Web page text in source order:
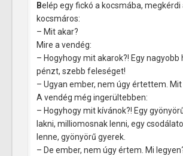
Belép egy fickó a kocsmába, megkérdi
kocsmáros:
– Mit akar?
Mire a vendég:
– Hogyhogy mit akarok?! Egy nagyobb
pénzt, szebb feleséget!
– Ugyan ember, nem úgy értettem. Mit
A vendég még ingerültebben:
– Hogyhogy mit kívánok?! Egy
lakni, milliomosnak lenni, egy
lenne, gyönyörű gyerek.
– De ember, nem úgy értem. Mi